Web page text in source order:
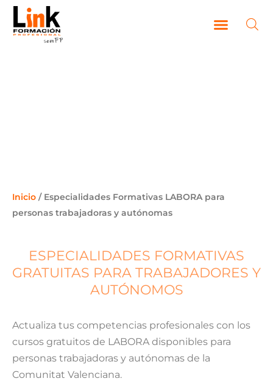
Inicio / Especialidades Formativas LABORA para
personas trabajadoras y autónomas
ESPECIALIDADES FORMATIVAS
GRATUITAS PARA TRABAJADORES Y
AUTÓNOMOS
Actualiza tus competencias profesionales con los
cursos gratuitos de LABORA disponibles para
personas trabajadoras y autónomas de la
Comunitat Valenciana.